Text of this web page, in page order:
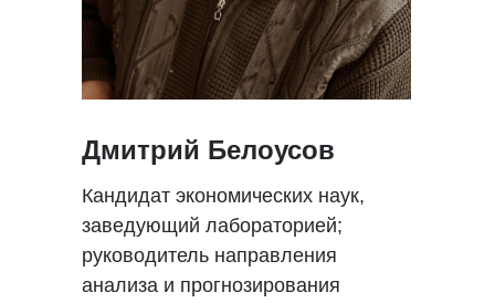
Дмитрий Белоусов
Кандидат экономических наук,
заведующий лабораторией;
руководитель направления
анализа и прогнозирования